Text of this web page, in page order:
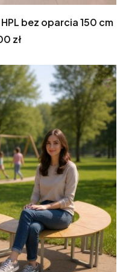
bez oparcia 150 cm
zł